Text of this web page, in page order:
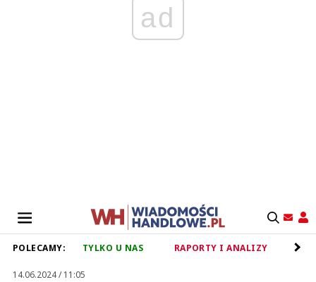
ad
POLECAMY: TYLKO U NAS RAPORTY I ANALIZY
14.06.2024 / 11:05